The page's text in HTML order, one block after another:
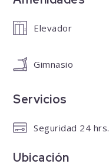
Elevador
Gimnasio
Servicios
Seguridad 24 hrs.
Ubicación